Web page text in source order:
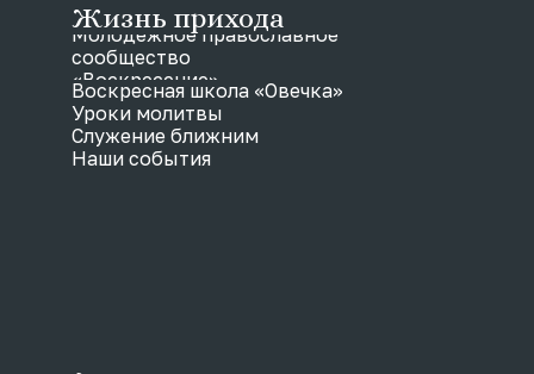
Жизнь прихода
Молодежное православное
сообщество
«Воскресение»
Воскресная школа «Овечка»
Уроки молитвы
Служение ближним
Наши события